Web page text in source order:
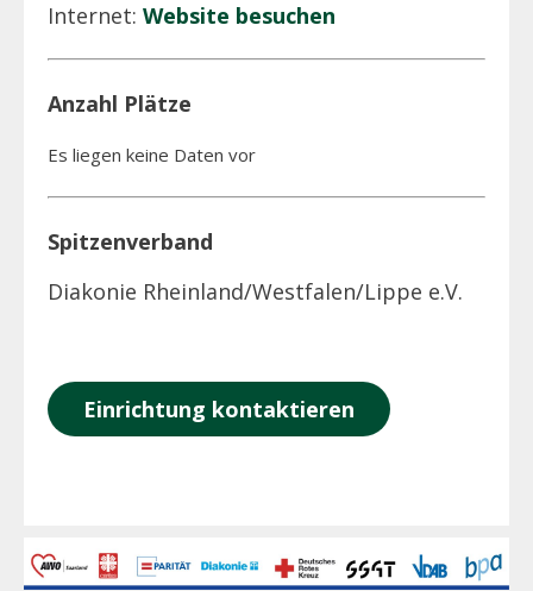
Internet: Website besuchen
Anzahl Plätze
Es liegen keine Daten vor
Spitzenverband
Diakonie Rheinland/Westfalen/Lippe e.V.
Einrichtung kontaktieren